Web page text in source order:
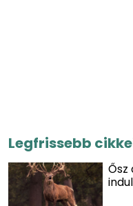
Legfrissebb
Ősz